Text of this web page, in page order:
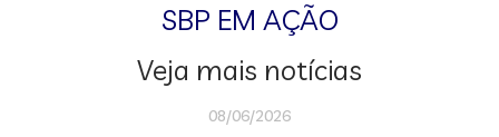
SBP EM AÇÃO
Veja mais notícias
08/06/2026